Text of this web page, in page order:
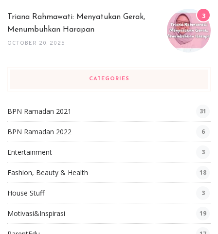
Triana Rahmawati: Menyatukan Gerak,
Menumbuhkan Harapan
OCTOBER 20, 2025
CATEGORIES
BPN Ramadan 2021 31
BPN Ramadan 2022 6
Entertainment 3
Fashion, Beauty & Health 18
House Stuff 3
Motivasi&Inspirasi 19